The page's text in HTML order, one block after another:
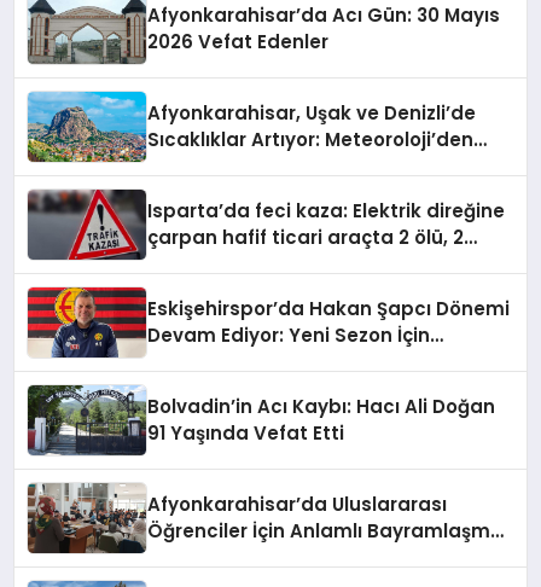
Afyonkarahisar’da Acı Gün: 30 Mayıs
2026 Vefat Edenler
Afyonkarahisar, Uşak ve Denizli’de
Sıcaklıklar Artıyor: Meteoroloji’den
Isparta’da feci kaza: Elektrik direğine
çarpan hafif ticari araçta 2 ölü, 2
Eskişehirspor’da Hakan Şapcı Dönemi
Devam Ediyor: Yeni Sezon İçin
Bolvadin’in Acı Kaybı: Hacı Ali Doğan
91 Yaşında Vefat Etti
Afyonkarahisar’da Uluslararası
Öğrenciler İçin Anlamlı Bayramlaşma